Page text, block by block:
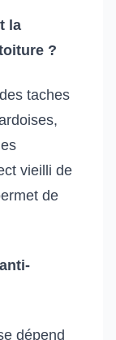
la
?
taches
vieilli de
de
dépend